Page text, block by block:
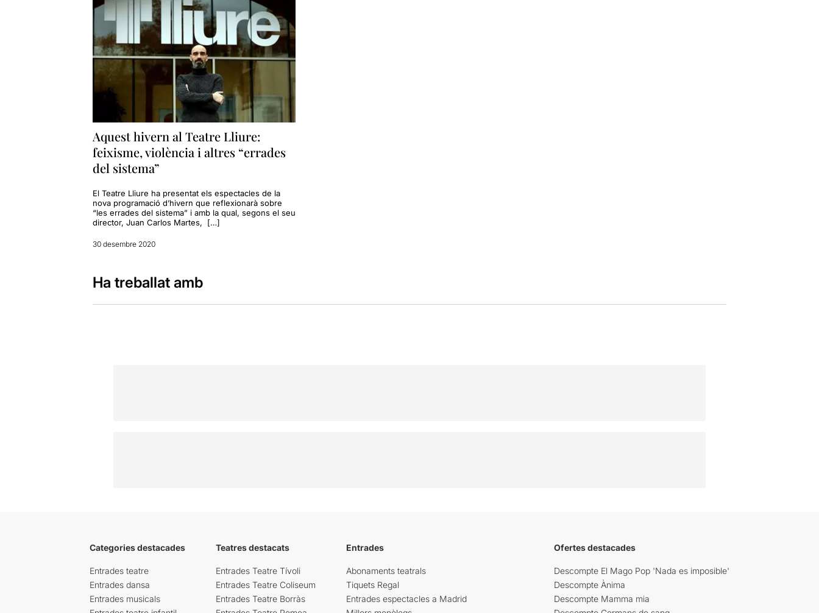
Aquest hivern al Teatre Lliure:
feixisme, violència i altres “errades
del sistema”
El Teatre Lliure ha presentat els espectacles de la
nova programació d’hivern que reflexionarà sobre
“les errades del sistema” i amb la qual, segons el seu
director, Juan Carlos Martes, […]
30 desembre 2020
Ha treballat amb
Categories destacades
Entrades teatre
Entrades dansa
Entrades musicals
Teatres destacats
Entrades Teatre Tívoli
Entrades Teatre Coliseum
Entrades Teatre Borràs
Entrades
Abonaments teatrals
Tiquets Regal
Entrades espectacles a Madrid
Ofertes destacades
Descompte El Mago Pop 'Nada es imposible'
Descompte Ànima
Descompte Mamma mia